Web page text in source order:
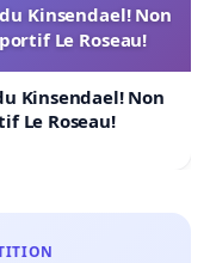
Kinsendael! Non
Le Roseau!
Kinsendael! Non
Le Roseau!